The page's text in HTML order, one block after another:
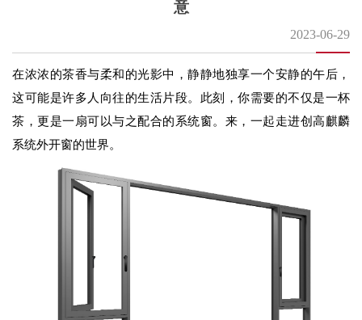
意
2023-06-29
在浓浓的茶香与柔和的光影中，静静地独享一个安静的午后，
这可能是许多人向往的生活片段。此刻，你需要的不仅是一杯
茶，更是一扇可以与之配合的系统窗。来，一起走进创高麒麟
系统外开窗的世界。